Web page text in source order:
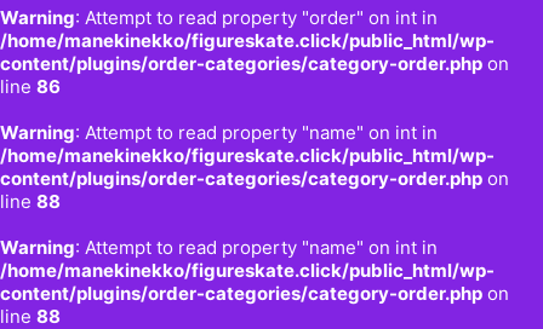
Warning: Attempt to read property "order" on int in
/home/manekinekko/figureskate.click/public_html/wp-
content/plugins/order-categories/category-order.php on
line 86
Warning: Attempt to read property "name" on int in
/home/manekinekko/figureskate.click/public_html/wp-
content/plugins/order-categories/category-order.php on
line 88
Warning: Attempt to read property "name" on int in
/home/manekinekko/figureskate.click/public_html/wp-
content/plugins/order-categories/category-order.php on
line 88
